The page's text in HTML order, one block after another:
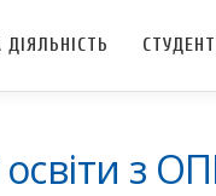
ДІЯЛЬНІСТЬ
з